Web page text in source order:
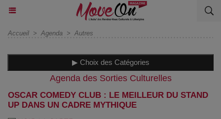
Accueil > Agenda > Autres
▶ Choix des Catégories
Agenda des Sorties Culturelles
OSCAR COMEDY CLUB : LE MEILLEUR DU STAND
UP DANS UN CADRE MYTHIQUE